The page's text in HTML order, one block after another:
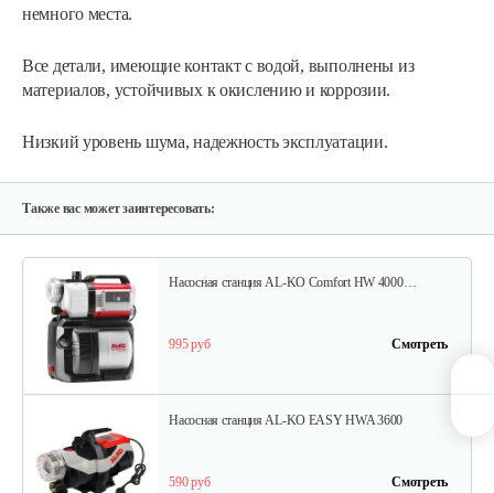
немного места.
Все детали, имеющие контакт с водой, выполнены из
материалов, устойчивых к окислению и коррозии.
Низкий уровень шума, надежность эксплуатации.
Также вас может заинтересовать:
1 030 руб Смотреть
Насосная станция AL-KO HW 3000 Inox…
520 руб
Насосная станция AL-KO Comfort HW 4000…
995 руб Смотреть
Насосная станция AL-KO EASY HWA 3600
590 руб Смотреть